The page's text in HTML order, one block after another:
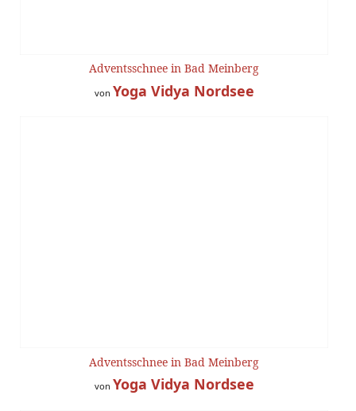
Adventsschnee in Bad Meinberg
von Yoga Vidya Nordsee
Adventsschnee in Bad Meinberg
von Yoga Vidya Nordsee